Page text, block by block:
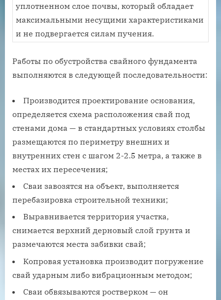
уплотненном слое почвы, который обладает
максимальными несущими характеристиками
и не подвергается силам пучения.
Работы по обустройства свайного фундамента
выполняются в следующей последовательности:
Производится проектирование основания,
определяется схема расположения свай под
стенами дома — в стандартных условиях столбы
размещаются по периметру внешних и
внутренних стен с шагом 2-2.5 метра, а также в
местах их пересечения;
Сваи завозятся на объект, выполняется
перебазировка строительной техники;
Выравнивается территория участка,
снимается верхний дерновый слой грунта и
размечаются места забивки свай;
Копровая установка производит погружение
свай ударным либо вибрационным методом;
Сваи обвязываются ростверком — он